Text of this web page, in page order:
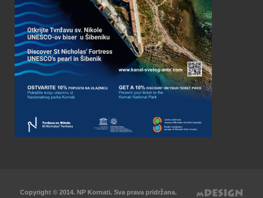
Copyright © 2014. NP Kornati. Sva prava pridržana.